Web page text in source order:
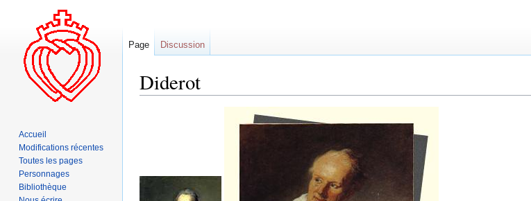
Diderot
Page Discussion
Accueil
Modifications récentes
Toutes les pages
Personnages
Bibliothèque